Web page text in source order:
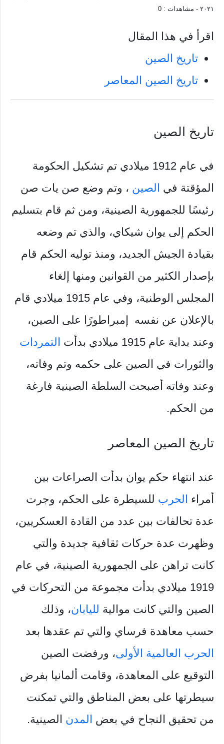
٢٠٢١ - مشاهدات : 0
اقرأ في هذا المقال
تاريخ الصين
تاريخ الصين المعاصر
تاريخ الصين
في عام 1912 ميلادي تم تشكيل الحكومة
المؤقتة في الصين ، وتم وضع صن يات صن
رئيسًا للجمهورية الصينية، ومن ثم قام بتسليم
الحكم إلى يوان شيكاي، والذي تم وضعه
بقيادة الجيش الجديد، ومنذ توليه الحكم قام
بإصدار الكثير من القوانين ومنها إلغاء
المجلس الوطنية، وفي عام 1915 ميلادي قام
بالإعلان عن نفسه إمبراطورًا على الصين،
وعند بداية عام 1915 ميلادي بدأت
التمردات
والثورات في الصين على حكمه وتم وفاته،
وعند وفاته أصبحت السلطة الصينية فارغة
من الحكم.
تاريخ الصين المعاصر
عند انتهاء حكم يوان بدأت الصراعات بين
أمراء الحرب للسيطرة على الحكم، وجرت
عدة تحالفات بين عدد من القادة العسكريين،
وظهرت عدة حركات ثقافية جديدة والتي
كانت تراهن على الجمهورية الصينية، في عام
1919 ميلادي بدأت مجموعة من التحركات في
الصين والتي كانت موالية لليابان، وذلك
حسب معاهدة فرساي والتي تم عقدها بعد
الحرب العالمية الأولى، ورفضت الصين
التوقيع على المعاهدة، وقامت ألمانيا بفرض
سيطرتها على بعض المناطق والتي تمكنت
من تحقيق النجاح في بعض المدن الصينية.